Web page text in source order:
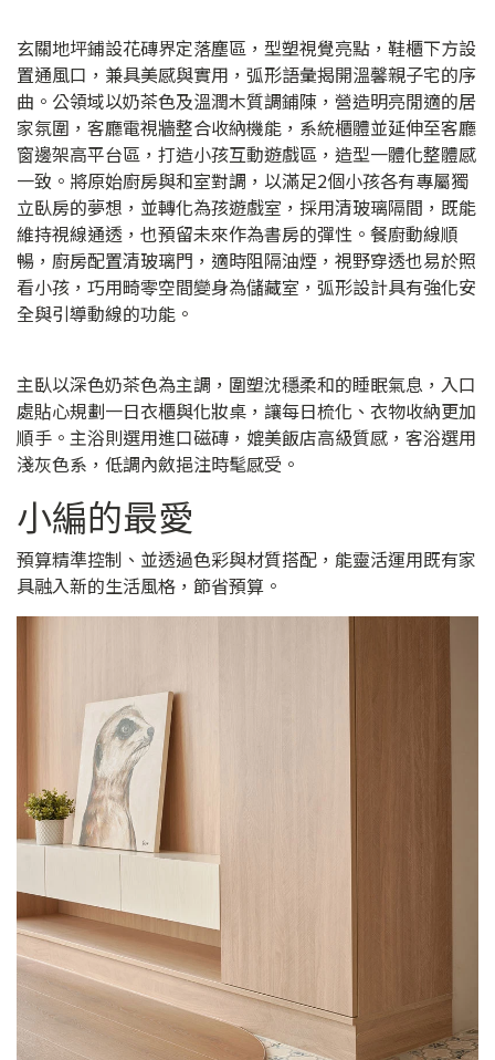
玄關地坪鋪設花磚界定落塵區，型塑視覺亮點，鞋櫃下方設
置通風口，兼具美感與實用，弧形語彙揭開溫馨親子宅的序
曲。公領域以奶茶色及溫潤木質調鋪陳，營造明亮閒適的居
家氛圍，客廳電視牆整合收納機能，系統櫃體並延伸至客廳
窗邊架高平台區，打造小孩互動遊戲區，造型一體化整體感
一致。將原始廚房與和室對調，以滿足2個小孩各有專屬獨
立臥房的夢想，並轉化為孩遊戲室，採用清玻璃隔間，既能
維持視線通透，也預留未來作為書房的彈性。餐廚動線順
暢，廚房配置清玻璃門，適時阻隔油煙，視野穿透也易於照
看小孩，巧用畸零空間變身為儲藏室，弧形設計具有強化安
全與引導動線的功能。
主臥以深色奶茶色為主調，圍塑沈穩柔和的睡眠氣息，入口
處貼心規劃一日衣櫃與化妝桌，讓每日梳化、衣物收納更加
順手。主浴則選用進口磁磚，媲美飯店高級質感，客浴選用
淺灰色系，低調內斂挹注時髦感受。
小編的最愛
預算精準控制、並透過色彩與材質搭配，能靈活運用既有家
具融入新的生活風格，節省預算。